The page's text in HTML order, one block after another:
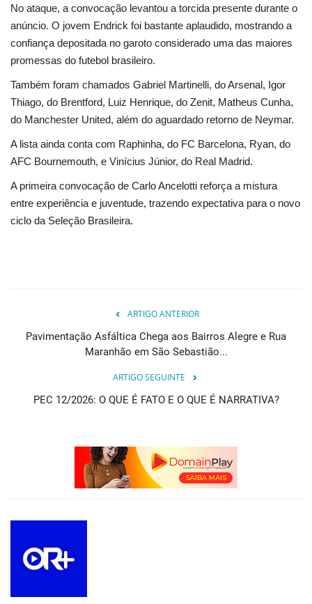
No ataque, a convocação levantou a torcida presente durante o
anúncio. O jovem Endrick foi bastante aplaudido, mostrando a
confiança depositada no garoto considerado uma das maiores
promessas do futebol brasileiro.
Também foram chamados Gabriel Martinelli, do Arsenal, Igor
Thiago, do Brentford, Luiz Henrique, do Zenit, Matheus Cunha,
do Manchester United, além do aguardado retorno de Neymar.
A lista ainda conta com Raphinha, do FC Barcelona, Ryan, do
AFC Bournemouth, e Vinícius Júnior, do Real Madrid.
A primeira convocação de Carlo Ancelotti reforça a mistura
entre experiência e juventude, trazendo expectativa para o novo
ciclo da Seleção Brasileira.
ARTIGO ANTERIOR
Pavimentação Asfáltica Chega aos Bairros Alegre e Rua
Maranhão em São Sebastião...
ARTIGO SEGUINTE
PEC 12/2026: O QUE É FATO E O QUE É NARRATIVA?